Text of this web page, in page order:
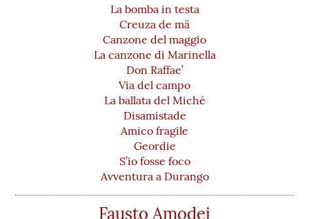
La bomba in testa
Creuza de mä
Canzone del maggio
La canzone di Marinella
Don Raffae’
Via del campo
La ballata del Miché
Disamistade
Amico fragile
Geordie
S’io fosse foco
Avventura a Durango
Fausto Amodei